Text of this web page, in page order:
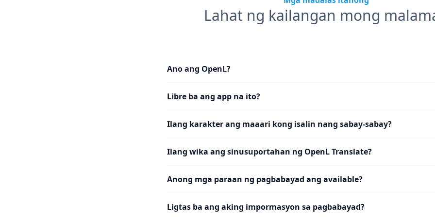
Lahat ng kailangan mong
Ano ang OpenL?
Libre ba ang app na ito?
Ilang karakter ang maaari kong isalin nang sabay-sabay?
Ilang wika ang sinusuportahan ng OpenL Translate?
Anong mga paraan ng pagbabayad ang available?
Ligtas ba ang aking impormasyon sa pagbabayad?